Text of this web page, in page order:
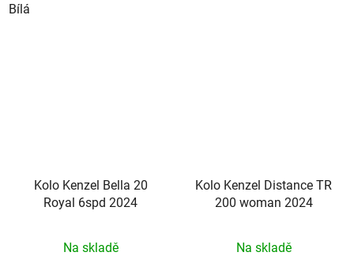
Bílá
Kolo Kenzel Bella 20
Royal 6spd 2024
Na skladě
Kolo Kenzel Distance TR
200 woman 2024
Na skladě